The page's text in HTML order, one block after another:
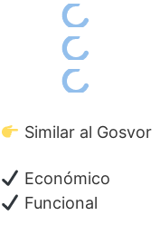
Similar al Gosvor
Económico
Funcional